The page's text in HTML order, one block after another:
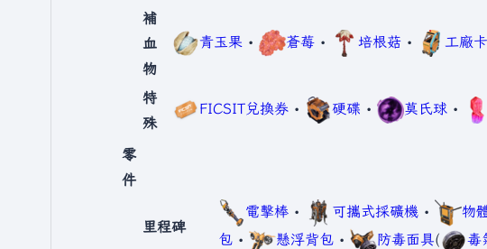
補
血
物
青玉果 • 蒼莓 • 培根菇 • 工廠
特
殊
FICSIT兌換券 • 硬碟 • 莫氏球 •
零
件
里程碑
電擊棒 • 可攜式採礦機 • 物
包 • 懸浮背包 • 防毒面具( 毒